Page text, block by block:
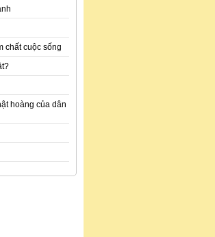
chất cuộc sống
hoàng của dân